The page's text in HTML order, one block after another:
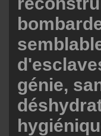
génie,